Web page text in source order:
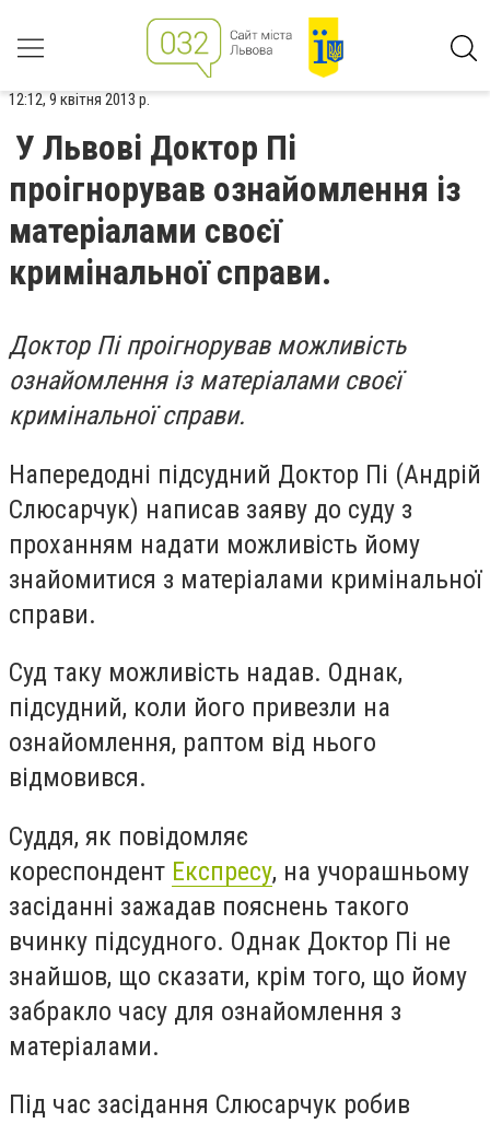
12:12, 9 квітня 2013 р.
У Львові Доктор Пі
проігнорував ознайомлення із
матеріалами своєї
кримінальної справи.
Доктор Пі проігнорував можливість
ознайомлення із матеріалами своєї
кримінальної справи.
Напередодні підсудний Доктор Пі (Андрій
Слюсарчук) написав заяву до суду з
проханням надати можливість йому
знайомитися з матеріалами кримінальної
справи.
Суд таку можливість надав. Однак,
підсудний, коли його привезли на
ознайомлення, раптом від нього
відмовився.
Суддя, як повідомляє
кореспондент Експресу, на учорашньому
засіданні зажадав пояснень такого
вчинку підсудного. Однак Доктор Пі не
знайшов, що сказати, крім того, що йому
забракло часу для ознайомлення з
матеріалами.
Під час засідання Слюсарчук робив